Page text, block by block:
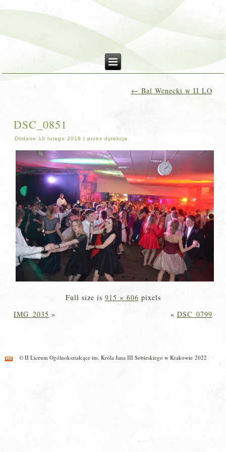
← Bal Wenecki w II LO
DSC_0851
Dodane 10 lutego 2016 |przez dyrekcja
Full size is 915 × 606 pixels
IMG_2035 » « DSC_0799
© II Liceum Ogólnokształcące im. Króla Jana III Sobieskiego w Krakowie 2022